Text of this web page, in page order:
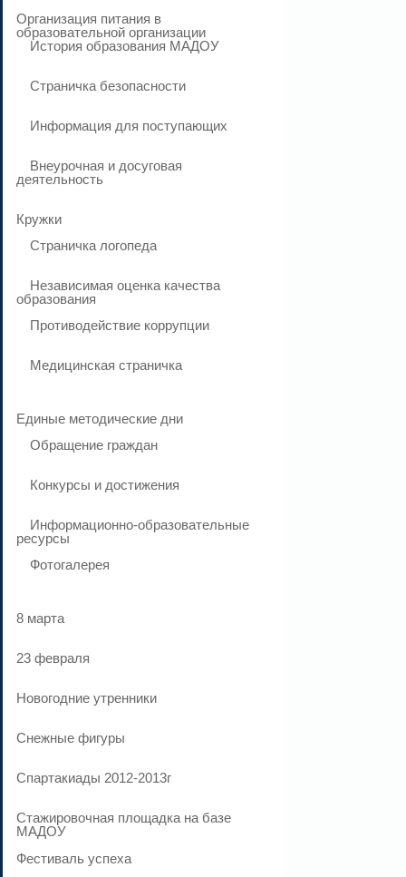
Организация питания в
образовательной организации
История образования МАДОУ
Страничка безопасности
Информация для поступающих
Внеурочная и досуговая
деятельность
Кружки
Страничка логопеда
Независимая оценка качества
образования
Противодействие коррупции
Медицинская страничка
Единые методические дни
Обращение граждан
Конкурсы и достижения
Информационно-образовательные
ресурсы
Фотогалерея
8 марта
23 февраля
Новогодние утренники
Cнежные фигуры
Спартакиады 2012-2013г
Стажировочная площадка на базе
МАДОУ
Фестиваль успеха